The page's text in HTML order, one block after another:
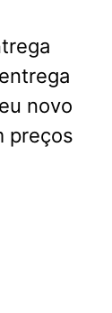
novo
preços